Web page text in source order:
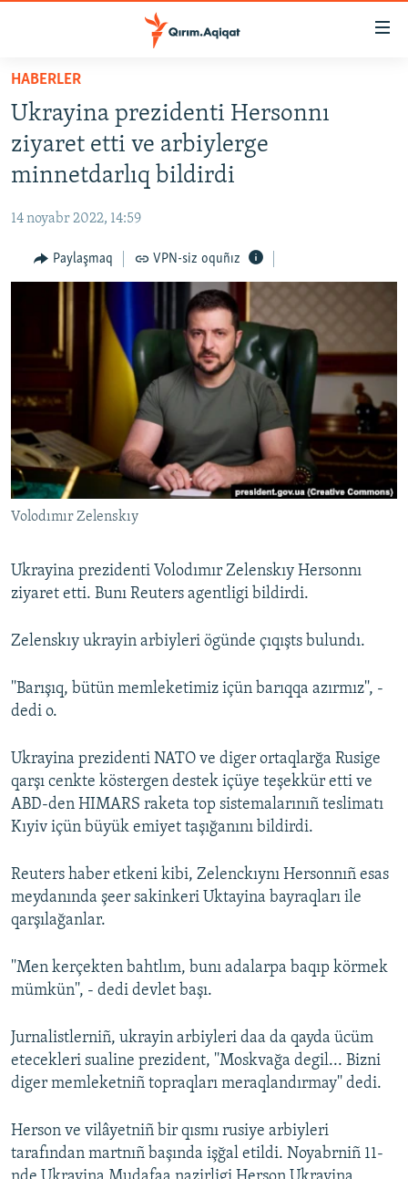
Esas
qaytmaq
Baş
navigatsiyağa
qaytmaq
Qıdıruvğa
qaytmaq
HABERLER
SİYASET
İQTİSADİYAT
MEDENİYET
İNSAN AQLARI
BLOGLAR
FİKİR
Русский
Українською
QOŞULIÑIZ!
HABERLER
Ukrayina prezidenti Hersonnı
ziyaret etti ve arbiylerge
minnetdarlıq bildirdi
14 noyabr 2022, 14:59
Paylaşmaq VPN-siz oquñız
Volodımır Zelenskıy
Ukrayina prezidenti Volodımır Zelenskıy Hersonnı
ziyaret etti. Bunı Reuters agentligi bildirdi.
Zelenskıy ukrayin arbiyleri ögünde çıqışts bulundı.
''Barışıq, bütün memleketimiz içün barıqqa azırmız'', -
dedi o.
Ukrayina prezidenti NATO ve diger ortaqlarğa Rusige
qarşı cenkte köstergen destek içüye teşekkür etti ve
ABD-den HIMARS raketa top sistemalarınıñ teslimatı
Kıyiv içün büyük emiyet taşığanını bildirdi.
Reuters haber etkeni kibi, Zelenckıynı Hersonnıñ esas
meydanında şeer sakinkeri Uktayina bayraqları ile
qarşılağanlar.
''Men kerçekten bahtlım, bunı adalarpa baqıp körmek
mümkün'', - dedi devlet başı.
Jurnalistlerniñ, ukrayin arbiyleri daa da qayda ücüm
etecekleri sualine prezident, ''Moskvağa degil... Bizni
diger memleketniñ topraqları meraqlandırmay'' dedi.
Herson ve vilâyetniñ bir qısmı rusiye arbiyleri
tarafından martnıñ başında işğal etildi. Noyabrniñ 11-